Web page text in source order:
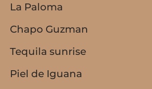
La Paloma
Chapo Guzman
Tequila sunrise
Piel de Iguana